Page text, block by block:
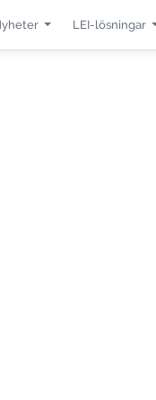
LEI-lösningar